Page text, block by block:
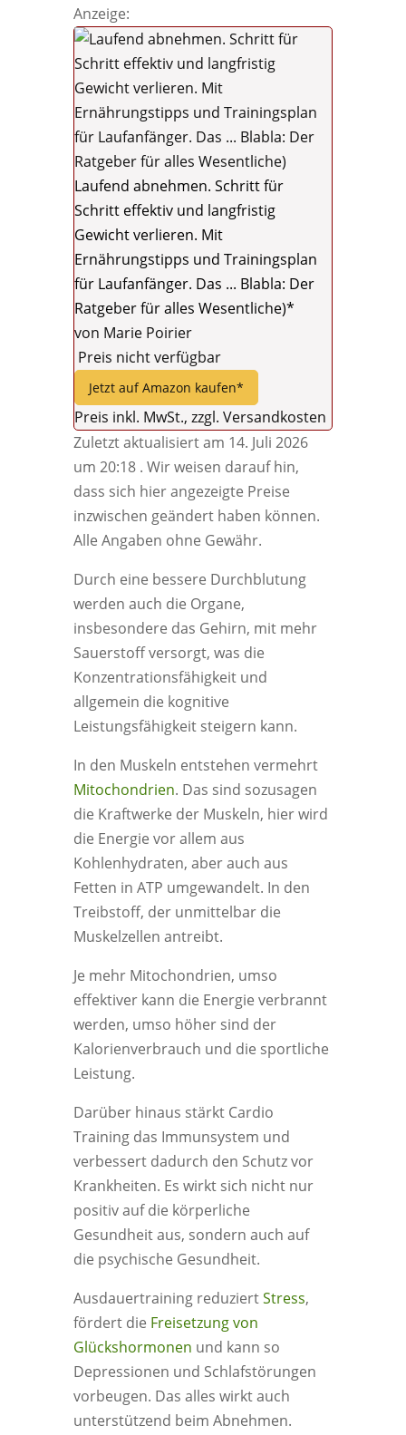
Anzeige:
Laufend abnehmen. Schritt für
Schritt effektiv und langfristig
Gewicht verlieren. Mit
Ernährungstipps und Trainingsplan
für Laufanfänger. Das ... Blabla: Der
Ratgeber für alles Wesentliche)*
von Marie Poirier
Preis nicht verfügbar
Jetzt auf Amazon kaufen*
Preis inkl. MwSt., zzgl. Versandkosten
Zuletzt aktualisiert am 14. Juli 2026
um 20:18 . Wir weisen darauf hin,
dass sich hier angezeigte Preise
inzwischen geändert haben können.
Alle Angaben ohne Gewähr.
Durch eine bessere Durchblutung
werden auch die Organe,
insbesondere das Gehirn, mit mehr
Sauerstoff versorgt, was die
Konzentrationsfähigkeit und
allgemein die kognitive
Leistungsfähigkeit steigern kann.
In den Muskeln entstehen vermehrt
Mitochondrien. Das sind sozusagen
die Kraftwerke der Muskeln, hier wird
die Energie vor allem aus
Kohlenhydraten, aber auch aus
Fetten in ATP umgewandelt. In den
Treibstoff, der unmittelbar die
Muskelzellen antreibt.
Je mehr Mitochondrien, umso
effektiver kann die Energie verbrannt
werden, umso höher sind der
Kalorienverbrauch und die sportliche
Leistung.
Darüber hinaus stärkt Cardio
Training das Immunsystem und
verbessert dadurch den Schutz vor
Krankheiten. Es wirkt sich nicht nur
positiv auf die körperliche
Gesundheit aus, sondern auch auf
die psychische Gesundheit.
Ausdauertraining reduziertStress,
fördert die Freisetzung von
Glückshormonen und kann so
Depressionen und Schlafstörungen
vorbeugen. Das alles wirkt auch
unterstützend beim Abnehmen.